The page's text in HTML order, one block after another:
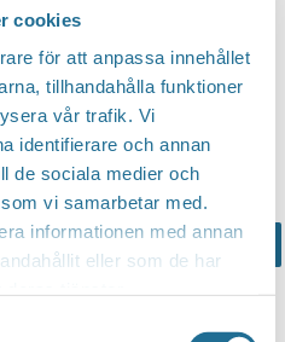
cookies
för att anpassa innehållet
tillhandahålla funktioner
vår trafik. Vi
identifierare och annan
de sociala medier och
vi samarbetar med.
informationen med annan
eller som de har
kalender
söker?
Search